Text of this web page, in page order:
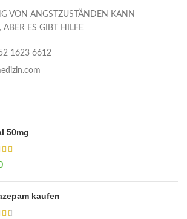
VON ANGSTZUSTÄNDEN KANN
ES GIBT HILFE
1623 6612
50mg
kaufen